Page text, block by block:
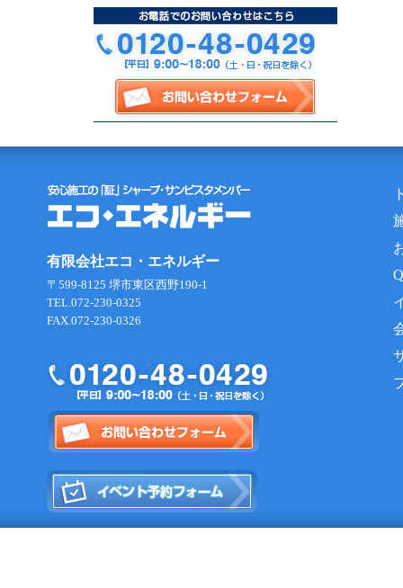
有限会社エコ・エネルギー
〒599-8125 堺市東区西野190-1
TEL.072-230-0325
FAX.072-230-0326